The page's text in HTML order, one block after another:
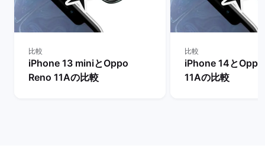
比較
iPhone 13 miniとOppo
Reno 11Aの比較
比較
iPhone 14と
11Aの比較